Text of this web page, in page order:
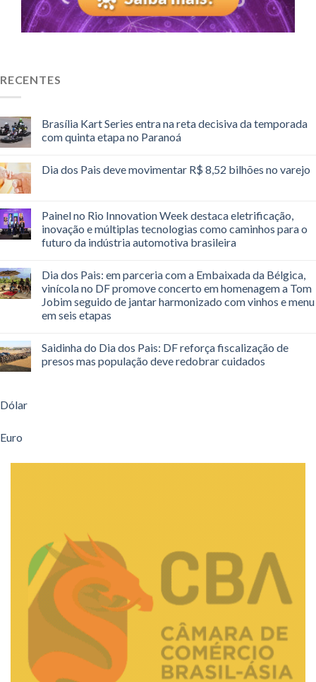
RECENTES
Brasília Kart Series entra na reta decisiva da temporada
com quinta etapa no Paranoá
Dia dos Pais deve movimentar R$ 8,52 bilhões no varejo
Painel no Rio Innovation Week destaca eletrificação,
inovação e múltiplas tecnologias como caminhos para o
futuro da indústria automotiva brasileira
Dia dos Pais: em parceria com a Embaixada da Bélgica,
vinícola no DF promove concerto em homenagem a Tom
Jobim seguido de jantar harmonizado com vinhos e menu
em seis etapas
Saidinha do Dia dos Pais: DF reforça fiscalização de
presos mas população deve redobrar cuidados
Dólar
Euro